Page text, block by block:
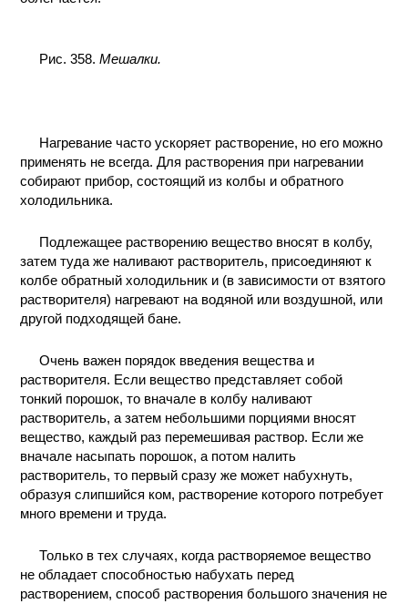
Рис. 358. Мешалки.
Нагревание часто ускоряет растворение, но его можно
применять не всегда. Для растворения при нагревании
собирают прибор, состоящий из колбы и обратного
холодильника.
Подлежащее растворению вещество вносят в колбу,
затем туда же наливают растворитель, присоединяют к
колбе обратный холодильник и (в зависимости от взятого
растворителя) нагревают на водяной или воздушной, или
другой подходящей бане.
Очень важен порядок введения вещества и
растворителя. Если вещество представляет собой
тонкий порошок, то вначале в колбу наливают
растворитель, а затем небольшими порциями вносят
вещество, каждый раз перемешивая раствор. Если же
вначале насыпать порошок, а потом налить
растворитель, то первый сразу же может набухнуть,
образуя слипшийся ком, растворение которого потребует
много времени и труда.
Только в тех случаях, когда растворяемое вещество
не обладает способностью набухать перед
растворением, способ растворения большого значения не